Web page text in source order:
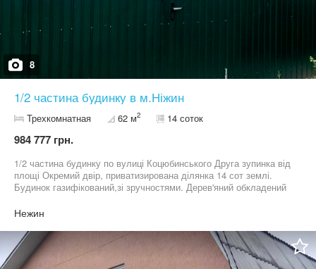
8
1/2 частина будинку в м.Ніжин
Трехкомнатная 62 м2 14 соток
984 777 грн.
1/2 частина будинку по вулиці Коцюбинського Друга зупинка від
площі Окремий двір, приватизирована ділянка 14 сот землі.
Будинок газифікований,зі зручностями. Дерев'яний обкладений
Нежин